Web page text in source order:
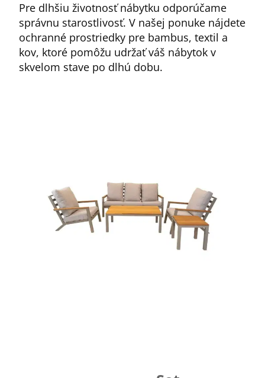
Pre dlhšiu životnosť nábytku odporúčame
správnu starostlivosť. V našej ponuke nájdete
ochranné prostriedky pre bambus, textil a
kov, ktoré pomôžu udržať váš nábytok v
skvelom stave po dlhú dobu.